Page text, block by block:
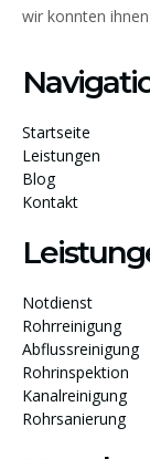
wir konnten
Startseite
Leistungen
Blog
Kontakt
Notdienst
Rohrreinigung
Abflussreinigung
Rohrinspektion
Kanalreinigung
Rohrsanierung